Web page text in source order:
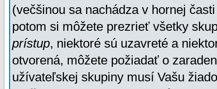
(večšinou sa nachádza v hornej
potom si môžete prezrieť všetky
prístup, niektoré sú uzavreté a
otvorená, môžete požiadať o
užívateľskej skupiny musí Vašu